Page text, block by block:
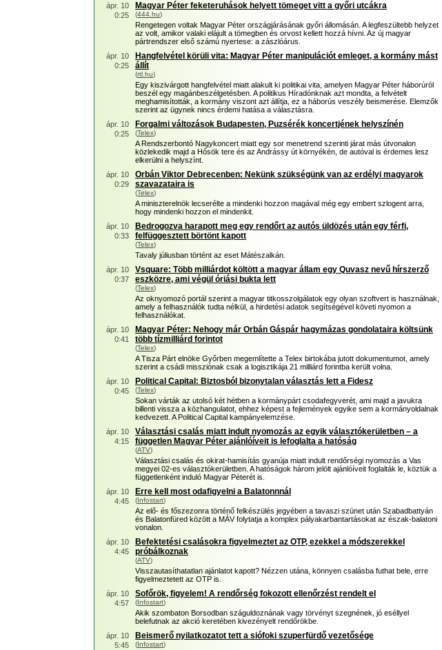
ápr. 10
0:25
Magyar Péter feketeruhások helyett tömeget vitt a győri utcákra
(444.hu)
Rengetegen voltak Magyar Péter országjárásának győri állomásán. A legfeszültebb helyzet
az volt, amikor valaki elájult a tömegben és orvost kellett hozzá hívni. Az új magyar
pártrendszer első számú nyertese: a zászlóárus.
ápr. 10
0:25
Hangfelvétel körüli vita: Magyar Péter manipulációt emleget, a kormány mást
állít
(rtl.hu)
Egy kiszivárgott hangfelvétel miatt alakult ki politikai vita, amelyen Magyar Péter háborúról
beszél egy magánbeszélgetésben. A politikus Híradónknak azt mondta, a felvételt
meghamisították, a kormány viszont azt állítja, ez a háborús veszély beismerése. Elemzők
szerint az ügynek nincs érdemi hatása a választásra.
ápr. 10
0:25
Forgalmi változások Budapesten, Puzsérék koncertjének helyszínén
(Telex)
A Rendszerbontó Nagykoncert miatt egy sor menetrend szerinti járat más útvonalon
közlekedik majd a Hősök tere és az Andrássy út környékén, de autóval is érdemes lesz
elkerülni a helyszínt.
ápr. 10
0:29
Orbán Viktor Debrecenben: Nekünk szükségünk van az erdélyi magyarok
szavazataira is
(Telex)
A miniszterelnök lecserélte a mindenki hozzon magával még egy embert szlogent arra,
hogy mindenki hozzon el mindenkit.
ápr. 10
0:33
Bedrogozva harapott meg egy rendőrt az autós üldözés után egy férfi,
felfüggesztett börtönt kapott
(Telex)
Tavaly júliusban történt az eset Mátészalkán.
ápr. 10
0:37
Vsquare: Több milliárdot költött a magyar állam egy Quvasz nevű hírszerző
eszközre, ami végül óriási bukta lett
(Telex)
Az oknyomozó portál szerint a magyar titkosszolgálatok egy olyan szoftvert is használnak,
amely a felhasználók tudta nélkül, a hirdetési adatok segítségével követi nyomon a
felhasználókat.
ápr. 10
0:41
Magyar Péter: Nehogy már Orbán Gáspár hagymázas gondolataira költsünk
több tízmilliárd forintot
(Telex)
A Tisza Párt elnöke Győrben megemlítette a Telex birtokába jutott dokumentumot, amely
szerint a csádi missziónak csak a logisztikája 21 milliárd forintba került volna.
ápr. 10
0:45
Political Capital: Biztosból bizonytalan választás lett a Fidesz
(Telex)
Sokan várták az utolsó két hétben a kormánypárt csodafegyverét, ami majd a javukra
billenti vissza a közhangulatot, ehhez képest a fejlemények egyike sem a kormányoldalnak
kedvezett. A Political Capital kampányelemzése.
ápr. 10
4:15
Választási csalás miatt indult nyomozás az egyik választókerületben – a
független Magyar Péter ajánlóíveit is lefoglalta a hatóság
(ATV)
Választási csalás és okirat-hamisítás gyanúja miatt indult rendőrségi nyomozás a Vas
megyei 02-es választókerületben. A hatóságok három jelölt ajánlóíveit foglalták le, köztük a
függetlenként induló Magyar Péterét is.
ápr. 10
4:45
Erre kell most odafigyelni a Balatonnnál
(Infostart)
Az elő- és főszezonra történő felkészülés jegyében a tavaszi szünet után Szabadbattyán
és Balatonfüred között a MÁV folytatja a komplex pályakarbantartásokat az észak-balatoni
vonalon.
ápr. 10
4:45
Befektetési csalásokra figyelmeztet az OTP, ezekkel a módszerekkel
próbálkoznak
(ATV)
Visszautasíthatatlan ajánlatot kapott? Nézzen utána, könnyen csalásba futhat bele, erre
figyelmeztetett az OTP is.
ápr. 10
4:57
Sofőrök, figyelem! A rendőrség fokozott ellenőrzést rendelt el
(Infostart)
Akik szombaton Borsodban száguldoznának vagy törvényt szegnének, jó eséllyel
belefutnak az akció keretében kivezényelt rendőrökbe.
ápr. 10
5:45
Beismerő nyilatkozatot tett a siófoki szuperfürdő vezetősége
(Infostart)